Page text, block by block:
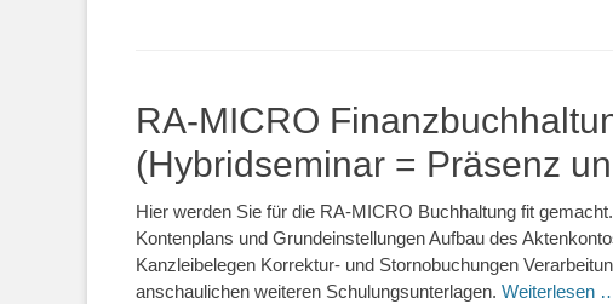
RA-MICRO
(Hybridseminar = Präsenz
Hier werden Sie für die RA-MICRO Buchhaltung fit
Kontenplans und Grundeinstellungen Aufbau des
Kanzleibelegen Korrektur- und Stornobuchungen
anschaulichen weiteren Schulungsunterlagen. Weiterlesen